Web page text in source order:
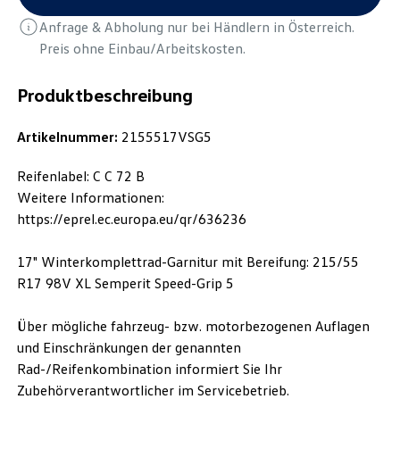
Produktbeschreibung
Artikelnummer: 2155517VSG5
Reifenlabel: C C 72 B
Weitere Informationen:
https://eprel.ec.europa.eu/qr/636236
17" Winterkomplettrad-Garnitur mit Bereifung: 215/55
R17 98V XL Semperit Speed-Grip 5
Über mögliche fahrzeug- bzw. motorbezogenen Auflagen
und Einschränkungen der genannten
Rad-/Reifenkombination informiert Sie Ihr
Zubehörverantwortlicher im Servicebetrieb.
Anfrage & Abholung nur bei Händlern in Österreich.
Preis ohne Einbau/Arbeitskosten.